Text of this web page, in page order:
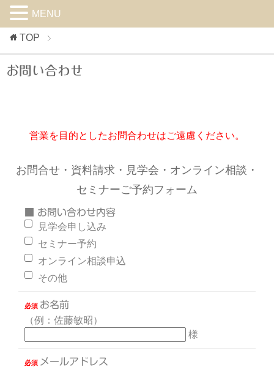
TOP
お問い合わせ
営業を目的としたお問合わせはご遠慮ください。
お問合せ・資料請求・見学会・オンライン相談・
セミナーご予約フォーム
■ お問い合わせ内容
見学会申し込み
セミナー予約
オンライン相談申込
その他
必須 お名前
（例：佐藤敏昭）
様
必須 メールアドレス
MENU